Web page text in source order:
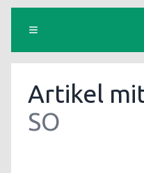
Artikel
SO